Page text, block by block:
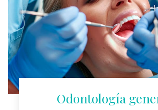
Odontología